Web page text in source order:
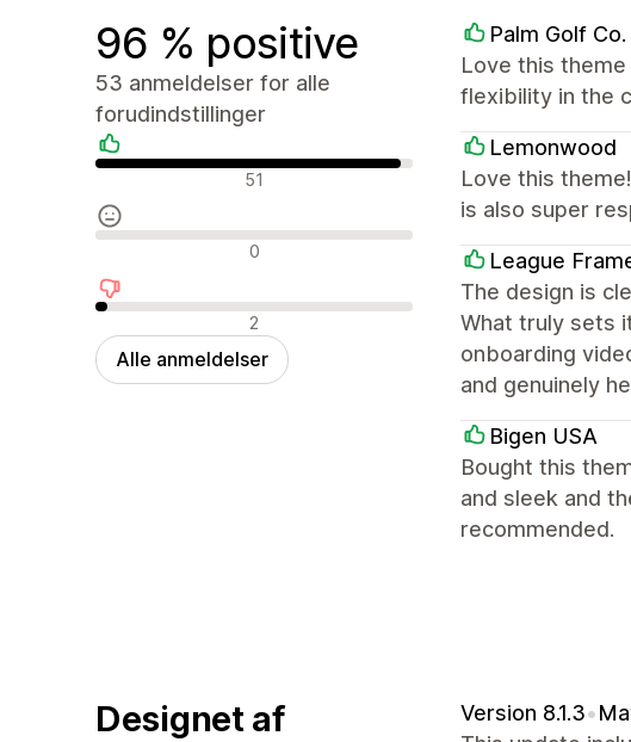
96 % positive
53 anmeldelser for alle
forudindstillinger
Positive anmeldelser
51
Neutrale anmeldelser
0
Negative anmeldelser
2
Alle anmeldelser
Palm Golf Co.
Love this
flexibility in the
Lemonwood
Love this
is also super
League
The design is
What truly sets
onboarding
and genuinely
Bigen USA
Bought this
and sleek and
recommended.
Designet af
Version 8.1.3•